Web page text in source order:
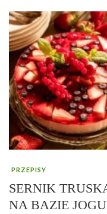
PRZEPISY
SERNIK
NA BAZIE